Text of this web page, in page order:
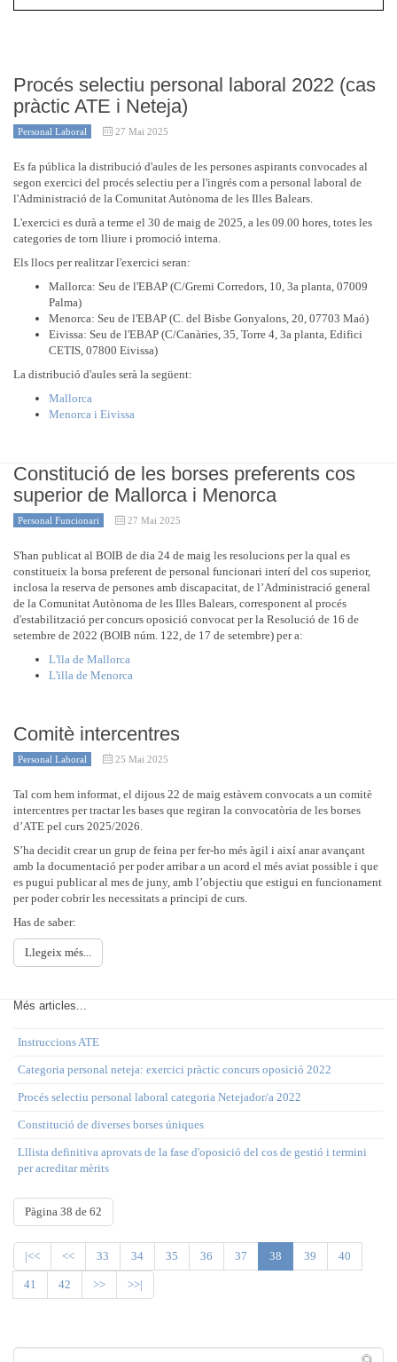
Procés selectiu personal laboral 2022 (cas
pràctic ATE i Neteja)
Personal Laboral 27 Mai 2025
Es fa pública la distribució d'aules de les persones aspirants convocades al
segon exercici del procés selectiu per a l'ingrés com a personal laboral de
l'Administració de la Comunitat Autònoma de les Illes Balears.
L'exercici es durà a terme el 30 de maig de 2025, a les 09.00 hores, totes les
categories de torn lliure i promoció interna.
Els llocs per realitzar l'exercici seran:
Mallorca: Seu de l'EBAP (C/Gremi Corredors, 10, 3a planta, 07009
Palma)
Menorca: Seu de l'EBAP (C. del Bisbe Gonyalons, 20, 07703 Maó)
Eivissa: Seu de l'EBAP (C/Canàries, 35, Torre 4, 3a planta, Edifici
CETIS, 07800 Eivissa)
La distribució d'aules serà la següent:
Mallorca
Menorca i Eivissa
Constitució de les borses preferents cos
superior de Mallorca i Menorca
Personal Funcionari 27 Mai 2025
S'han publicat al BOIB de dia 24 de maig les resolucions per la qual es
constitueix la borsa preferent de personal funcionari interí del cos superior,
inclosa la reserva de persones amb discapacitat, de l’Administració general
de la Comunitat Autònoma de les Illes Balears, corresponent al procés
d'estabilització per concurs oposició convocat per la Resolució de 16 de
setembre de 2022 (BOIB núm. 122, de 17 de setembre) per a:
L'lla de Mallorca
L'illa de Menorca
Comitè intercentres
Personal Laboral 25 Mai 2025
Tal com hem informat, el dijous 22 de maig estàvem convocats a un comitè
intercentres per tractar les bases que regiran la convocatòria de les borses
d’ATE pel curs 2025/2026.
S’ha decidit crear un grup de feina per fer-ho més àgil i així anar avançant
amb la documentació per poder arribar a un acord el més aviat possible i que
es pugui publicar al mes de juny, amb l’objectiu que estigui en funcionament
per poder cobrir les necessitats a principi de curs.
Has de saber:
Llegeix més...
Més articles...
Instruccions ATE
Categoria personal neteja: exercici pràctic concurs oposició 2022
Procés selectiu personal laboral categoria Netejador/a 2022
Constitució de diverses borses úniques
Lllista definitiva aprovats de la fase d'oposició del cos de gestió i termini
per acreditar mèrits
Pàgina 38 de 62
|<< << 33 34 35 36 37 38 39 40
41 42 >> >>|